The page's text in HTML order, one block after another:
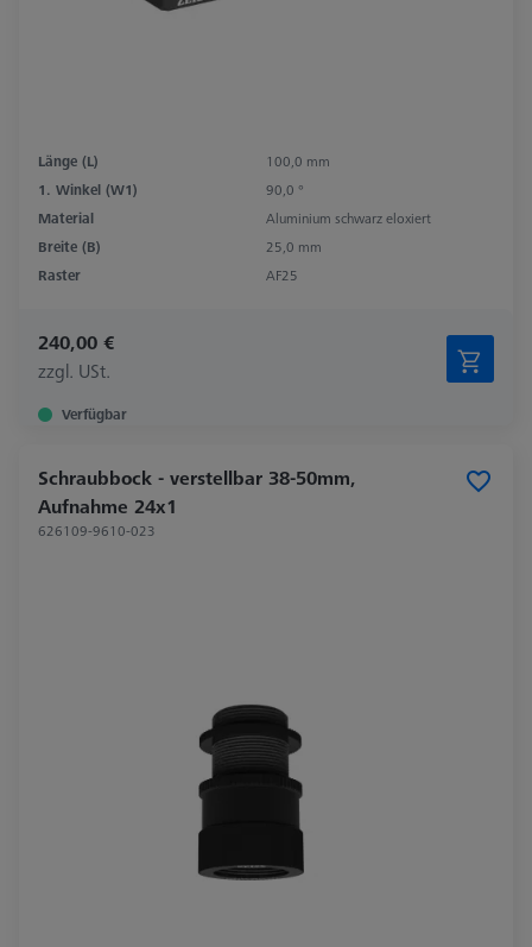
Länge (L)
100,0 mm
1. Winkel (W1)
90,0 °
Material
Aluminium schwarz eloxiert
Breite (B)
25,0 mm
Raster
AF25
240,00 €
zzgl. USt.
Verfügbar
Schraubbock - verstellbar 38-50mm,
Aufnahme 24x1
626109-9610-023